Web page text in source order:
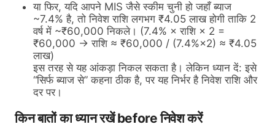
या फिर, यदि आपने MIS जैसे स्कीम चुनी हो जहाँ ब्याज
~7.4% है, तो निवेश राशि लगभग ₹4.05 लाख होगी ताकि 2
वर्ष में ~₹60,000 निकले। (7.4% × राशि × 2 =
₹60,000 → राशि ≈ ₹60,000 / (7.4%×2) ≈ ₹4.05
लाख)
इस तरह से यह आंकड़ा निकल सकता है। लेकिन ध्यान दें: इसे
“सिर्फ ब्याज से” कहना ठीक है, पर यह निर्भर है निवेश राशि और
दर पर।
किन बातों का ध्यान रखें before निवेश करें